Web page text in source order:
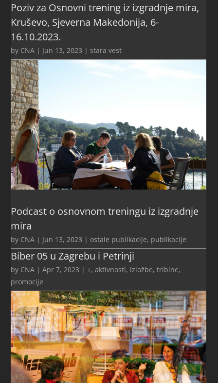
Poziv za Osnovni trening iz izgradnje mira,
Kruševo, Sjeverna Makedonija, 6-
16.10.2023.
by CNA | Jun 13, 2023 | stara vest
Podcast o osnovnom treningu iz izgradnje
mira
by CNA | Jun 13, 2023 | ostale publikacije, publikacije
Biber 05 u Zagrebu i Petrinji
by CNA |Apr 7, 2023 |+,aktivnosti, izložbe, tribine,
promocije